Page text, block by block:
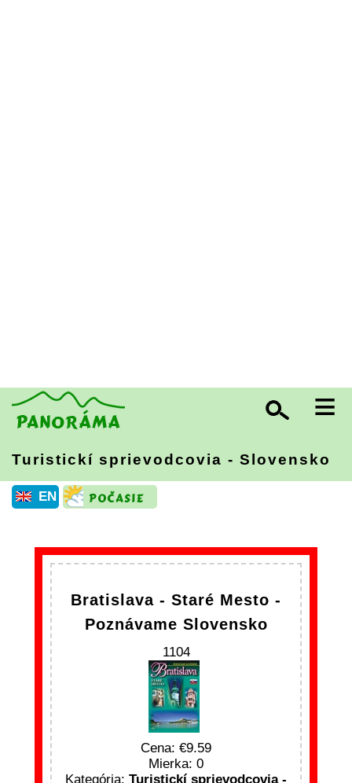
≡
Turistickí sprievodcovia - Slovensko
EN
Bratislava - Staré Mesto -
Poznávame Slovensko
1104
Cena:
9.59
Mierka: 0
Kategória: Turistickí sprievodcovia -